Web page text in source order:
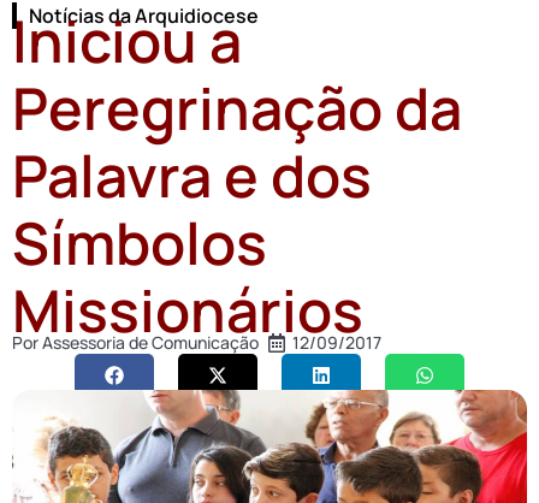
Notícias da Arquidiocese
Iniciou a
Peregrinação da
Palavra e dos
Símbolos
Missionários
PorAssessoria de Comunicação 12/09/2017